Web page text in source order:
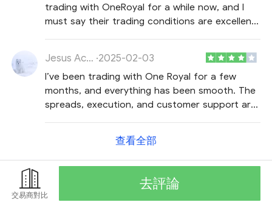
trading with OneRoyal for a while now, and I
must say their trading conditions are excellent.
recommended!
Jesus Acosta ·2025-02-03
I’ve been trading with One Royal for a few
months, and everything has been smooth. The
spreads, execution, and customer support are
查看全部
交易商對比
去評論